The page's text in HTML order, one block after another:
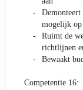
Demonteert
mogelijk op
Ruimt de
richtlijnen
Bewaakt
Competentie 16: